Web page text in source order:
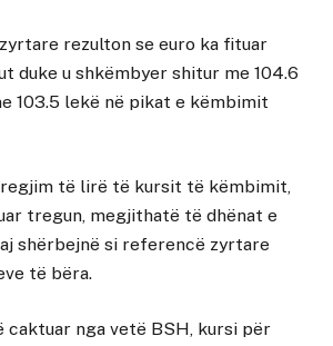
rezulton se euro ka fituar
duke u shkëmbyer shitur me 104.6
103.5 lekë në pikat e këmbimit
të lirë të kursit të këmbimit,
tregun, megjithatë të dhënat e
shërbejnë si referencë zyrtare
të bëra.
nga vetë BSH, kursi për